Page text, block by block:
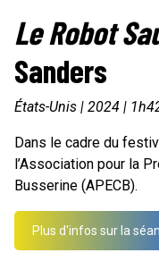
Le Robot
Sanders
États-Unis | 2024 |
Dans le cadre du
l’Association pour la
Busserine (APECB).
Plus d'infos sur la